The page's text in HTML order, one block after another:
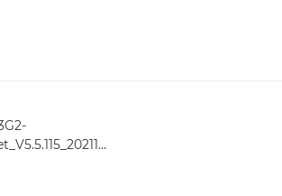
IU_Datasheet_V5.5.115_20211130